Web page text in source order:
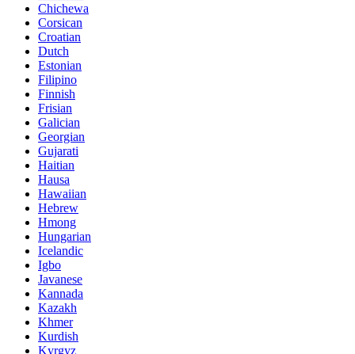
Chichewa
Corsican
Croatian
Dutch
Estonian
Filipino
Finnish
Frisian
Galician
Georgian
Gujarati
Haitian
Hausa
Hawaiian
Hebrew
Hmong
Hungarian
Icelandic
Igbo
Javanese
Kannada
Kazakh
Khmer
Kurdish
Kyrgyz